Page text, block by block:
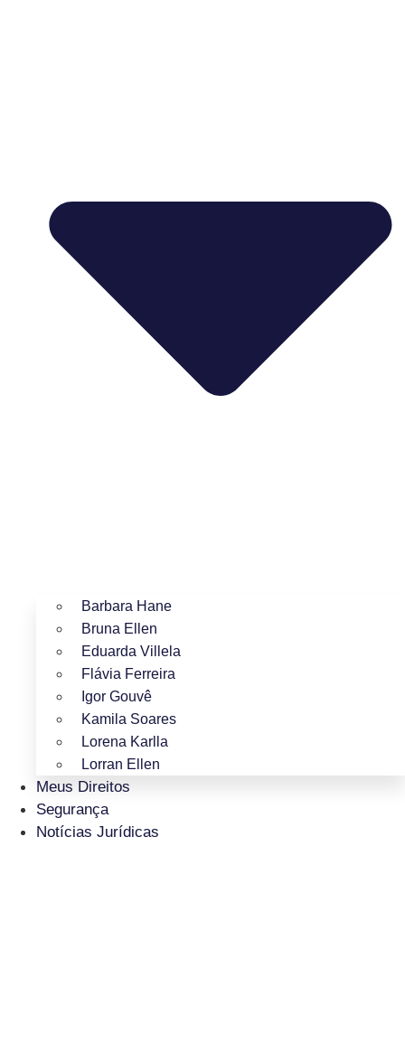
Barbara Hane
Bruna Ellen
Eduarda Villela
Flávia Ferreira
Igor Gouvê
Kamila Soares
Lorena Karlla
Lorran Ellen
Meus Direitos
Segurança
Notícias Jurídicas